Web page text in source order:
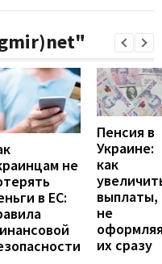
не
в ЕС:
Пенсия в
Украине:
как
выплаты,
не
их сразу